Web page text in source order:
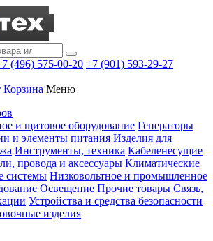
(496) 575-00-20 +7 (901) 593-29-27
Корзина Меню
и щитовое оборудование Генераторы
и элементы питания Изделия для
Инструменты, техника Кабеленесущие
провода и аксессуары Климатические
системы Низковольтное и промышленное
Освещение Прочие товары Связь,
Устройства и средства безопасности
изделия